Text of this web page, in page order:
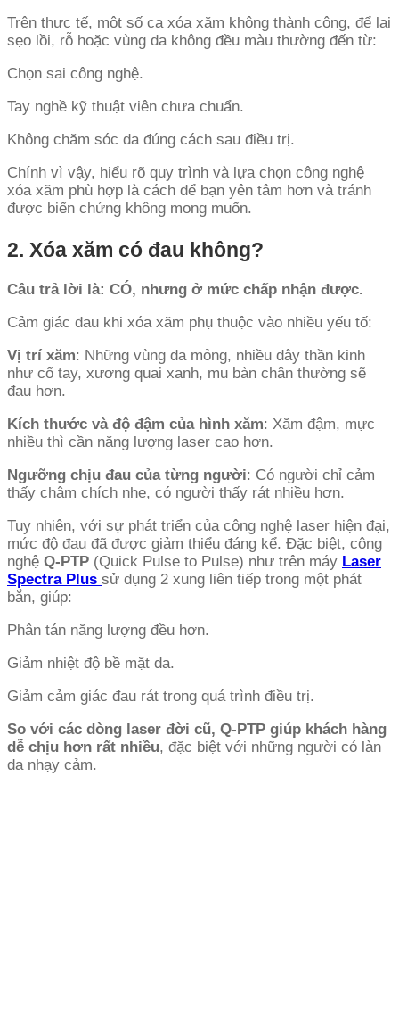
Trên thực tế, một số ca xóa xăm không thành công, để lại
sẹo lồi, rỗ hoặc vùng da không đều màu thường đến từ:
Chọn sai công nghệ.
Tay nghề kỹ thuật viên chưa chuẩn.
Không chăm sóc da đúng cách sau điều trị.
Chính vì vậy, hiểu rõ quy trình và lựa chọn công nghệ
xóa xăm phù hợp là cách để bạn yên tâm hơn và tránh
được biến chứng không mong muốn.
2. Xóa xăm có đau không?
Câu trả lời là: CÓ, nhưng ở mức chấp nhận được.
Cảm giác đau khi xóa xăm phụ thuộc vào nhiều yếu tố:
Vị trí xăm: Những vùng da mỏng, nhiều dây thần kinh
như cổ tay, xương quai xanh, mu bàn chân thường sẽ
đau hơn.
Kích thước và độ đậm của hình xăm: Xăm đậm, mực
nhiều thì cần năng lượng laser cao hơn.
Ngưỡng chịu đau của từng người: Có người chỉ cảm
thấy châm chích nhẹ, có người thấy rát nhiều hơn.
Tuy nhiên, với sự phát triển của công nghệ laser hiện đại,
mức độ đau đã được giảm thiểu đáng kể. Đặc biệt, công
nghệ Q-PTP (Quick Pulse to Pulse) như trên máy Laser
Spectra Plus sử dụng 2 xung liên tiếp trong một phát
bắn, giúp:
Phân tán năng lượng đều hơn.
Giảm nhiệt độ bề mặt da.
Giảm cảm giác đau rát trong quá trình điều trị.
So với các dòng laser đời cũ, Q-PTP giúp khách hàng
dễ chịu hơn rất nhiều, đặc biệt với những người có làn
da nhạy cảm.